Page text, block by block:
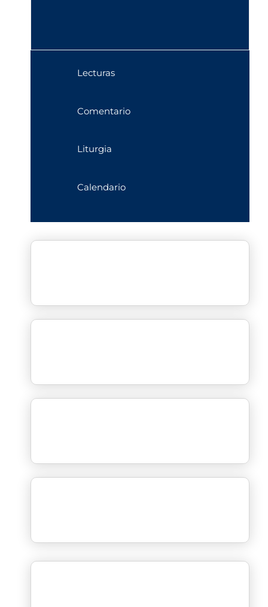
Lecturas
Comentario
Liturgia
Calendario